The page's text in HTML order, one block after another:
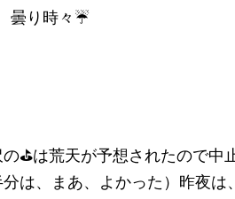
曇り時々☔
⛳は荒天が予想されたので中
は、まあ、よかった）昨夜は